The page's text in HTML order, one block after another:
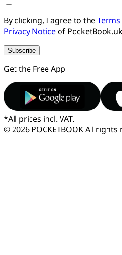
By clicking, I agree to the
Privacy Noticeof
Subscribe
Get the Free App
*All prices incl. VAT.
© 2026 POCKETBOOKAll rights